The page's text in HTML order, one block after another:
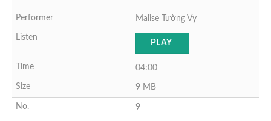
Malise Tường Vy
PLAY
04:00
9 MB
9